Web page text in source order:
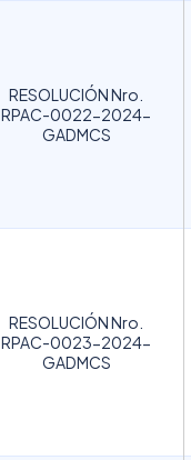
RESOLUCIÓN Nro.
RPAC-0022-2024-
GADMCS
RESOLUCIÓN Nro.
RPAC-0023-2024-
GADMCS